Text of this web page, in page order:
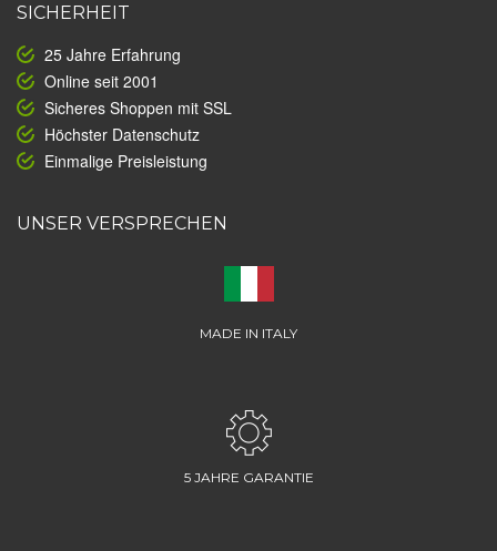
SICHERHEIT
25 Jahre Erfahrung
Online seit 2001
Sicheres Shoppen mit SSL
Höchster Datenschutz
Einmalige Preisleistung
UNSER VERSPRECHEN
MADE IN ITALY
5 JAHRE GARANTIE